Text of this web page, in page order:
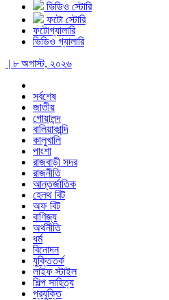
ভিডিও স্টোরি
ফটো স্টোরি
ফটোগ্যালারি
ভিডিও গ্যালারি
| ৮ অগাস্ট, ২০২৬
সর্বশেষ
জাতীয়
গোয়ালন্দ
বালিয়াকান্দি
কালুখালি
পাংশা
রাজবাড়ী সদর
রাজনীতি
আন্তর্জাতিক
হেলথ বিট
অফ বিট
বাণিজ্য
অর্থনীতি
ধর্ম
বিনোদন
যুক্তিতর্ক
লাইফ স্টাইল
শিল্প সাহিত্য
প্রযুক্তি